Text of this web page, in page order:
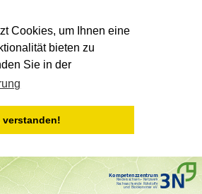
Cookies, um Ihnen eine
bieten zu
Sie in der
verstanden!
Kompetenzzentrum
Niedersachsen • Netzwerk
Nachwachsende Rohstoffe
und Bioökonomie e.V.